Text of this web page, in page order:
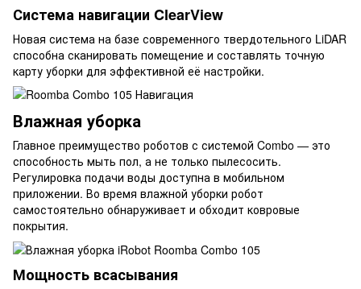
Система навигации ClearView
Новая система на базе современного твердотельного LiDAR
способна сканировать помещение и составлять точную
карту уборки для эффективной её настройки.
Влажная уборка
Главное преимущество роботов с системой Combo — это
способность мыть пол, а не только пылесосить.
Регулировка подачи воды доступна в мобильном
приложении. Во время влажной уборки робот
самостоятельно обнаруживает и обходит ковровые
покрытия.
Мощность всасывания